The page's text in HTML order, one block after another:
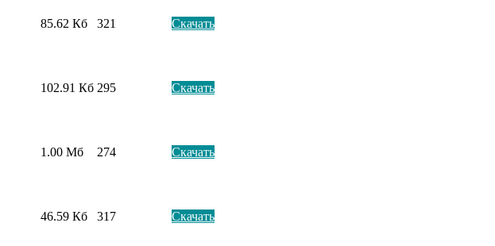
85.62 Кб 321 Скачать
102.91 Кб 295 Скачать
1.00 Мб 274 Скачать
46.59 Кб 317 Скачать